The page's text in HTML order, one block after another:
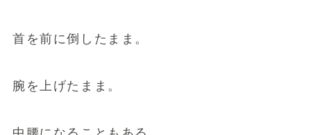
首を前に倒したまま。
腕を上げたまま。